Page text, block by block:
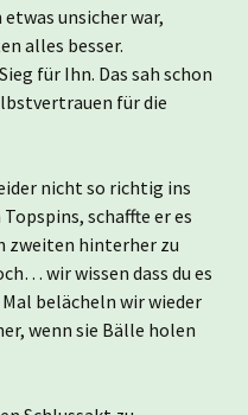
unsicher war,
alles besser.
für Ihn. Das sah schon
für die
nicht so richtig ins
schaffte er es
zweiten hinterher zu
wir wissen dass du es
belächeln wir wieder
wenn sie Bälle holen